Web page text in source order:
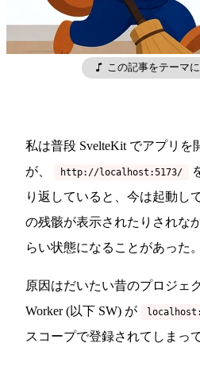
この記事をテーマ
私は普段 SvelteKit でアプリを
が、
http://localhost:5173/
り返していると、今は起動し
の残骸が表示されたりされな
らい状態になることがあった。
原因はだいたい昔のプロジェ
Worker (以下 SW) が
スコープで登録されてしまっ